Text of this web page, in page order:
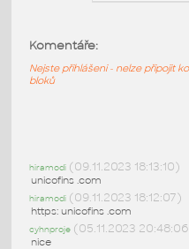
push fit pipe
Tvarovky
DWG
Komentáře:
Nejste přihlášeni - nelze připojit
bloků
hiramodi (09.11.2023 18:13:10)
unicofins .com
hiramodi (09.11.2023 18:12:07)
https: unicofins .com
cyhnproje (05.11.2023
nice